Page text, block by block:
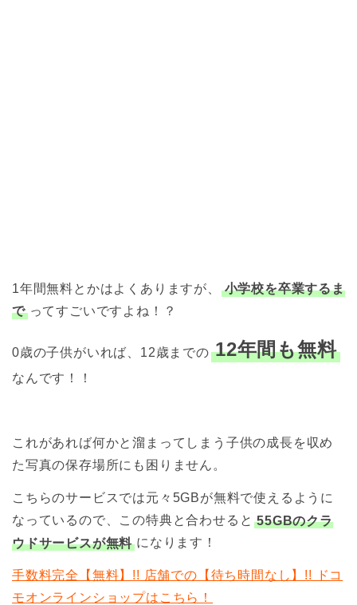
1年間無料とかはよくありますが、
小学校を卒業するま
で ってすごいですよね！？
0歳の子供がいれば、12歳までの 12年間も無料
なんです！！
これがあれば何かと溜まってしまう子供の成長を収め
た写真の保存場所にも困りません。
こちらのサービスでは元々5GBが無料で使えるように
なっているので、この特典と合わせると 55GBのクラ
ウドサービスが無料 になります！
手数料完全【無料】!! 店舗での【待ち時間なし】!! ドコ
モオンラインショップはこちら！